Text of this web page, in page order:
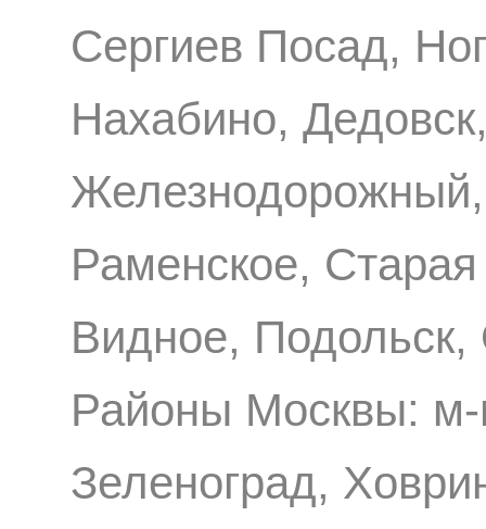
Сергиев Посад,
Нахабино,
Раменское,
Видное,
Районы Москвы: м-
Зеленоград,